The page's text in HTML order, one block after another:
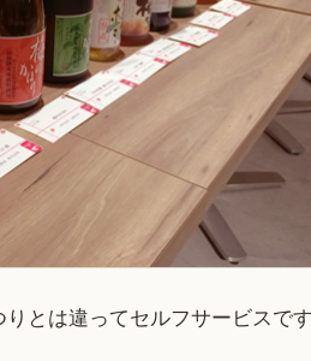
とは違ってセルフサービスで